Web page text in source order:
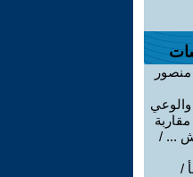
/ منصور
... /
/